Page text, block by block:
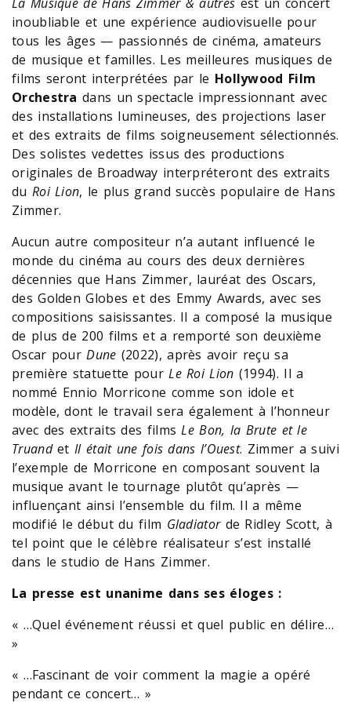
inoubliable et une expérience audiovisuelle pour
tous les âges — passionnés de cinéma, amateurs
de musique et familles. Les meilleures musiques de
films seront interprétées par le Hollywood Film
Orchestra dans un spectacle impressionnant avec
des installations lumineuses, des projections laser
et des extraits de films soigneusement sélectionnés.
Des solistes vedettes issus des productions
originales de Broadway interpréteront des extraits
du Roi Lion, le plus grand succès populaire de Hans
Zimmer.
Aucun autre compositeur n’a autant influencé le
monde du cinéma au cours des deux dernières
décennies que Hans Zimmer, lauréat des Oscars,
des Golden Globes et des Emmy Awards, avec ses
compositions saisissantes. Il a composé la musique
de plus de 200 films et a remporté son deuxième
Oscar pourDune (2022), après avoir reçu sa
première statuette pourLe Roi Lion (1994). Il a
nommé Ennio Morricone comme son idole et
modèle, dont le travail sera également à l’honneur
avec des extraits des filmsLe Bon, la Brute et le
TruandetIl était une fois dans l’Ouest. Zimmer a suivi
l’exemple de Morricone en composant souvent la
musique avant le tournage plutôt qu’après —
influençant ainsi l’ensemble du film. Il a même
modifié le début du film Gladiatorde Ridley Scott, à
tel point que le célèbre réalisateur s’est installé
dans le studio de Hans Zimmer.
La presse est unanime dans ses éloges :
« …Quel événement réussi et quel public en délire…
»
« …Fascinant de voir comment la magie a opéré
pendant ce concert… »